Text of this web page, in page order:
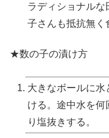
ラディショナルな
子さんも抵抗無く
★数の子の漬け方
大きなボールに
ける。途中水を
り塩抜きする。